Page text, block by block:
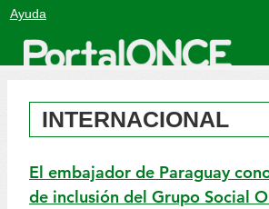
Ayuda
INTERNACIONAL
El embajador de Paraguay
de inclusión del Grupo Social